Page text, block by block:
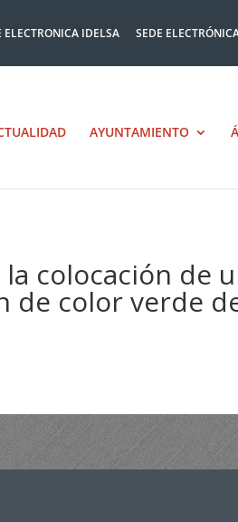
ELECTRONICA IDELSA
SEDE
AYUNTAMIENTO
colocación de
de color verde